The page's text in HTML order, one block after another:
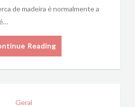
de madeira é normalmente a
Reading
Geral